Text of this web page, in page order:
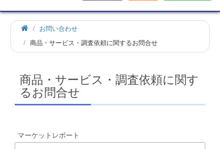
お問い合わせ
商品・サービス・調査依頼に関するお問合せ
商品・サービス・調査依頼に関す
るお問合せ
マーケットレポート